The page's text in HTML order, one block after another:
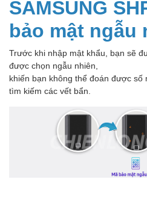
SAMSUNG
bảo mật ngẫu
Trước khi nhập mật khẩu, bạn sẽ
được chọn ngẫu nhiên,
khiến bạn không thể đoán được số
tìm kiếm các vết bẩn.